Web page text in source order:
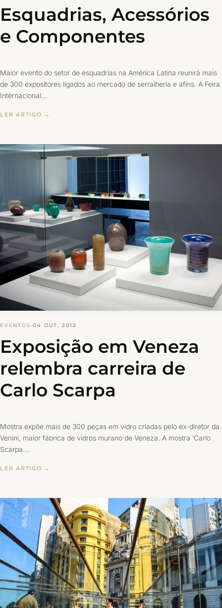
Esquadrias, Acessórios
e Componentes
Maior evento do setor de esquadrias na América Latina reunirá mais
de 300 expositores ligados ao mercado de serralheria e afins. A Feira
Internacional…
LER ARTIGO →
EVENTOS·04 OUT, 2012
Exposição em Veneza
relembra carreira de
Carlo Scarpa
Mostra expõe mais de 300 peças em vidro criadas pelo ex-diretor da
Venini, maior fábrica de vidros murano de Veneza. A mostra ‘Carlo
Scarpa.…
LER ARTIGO →